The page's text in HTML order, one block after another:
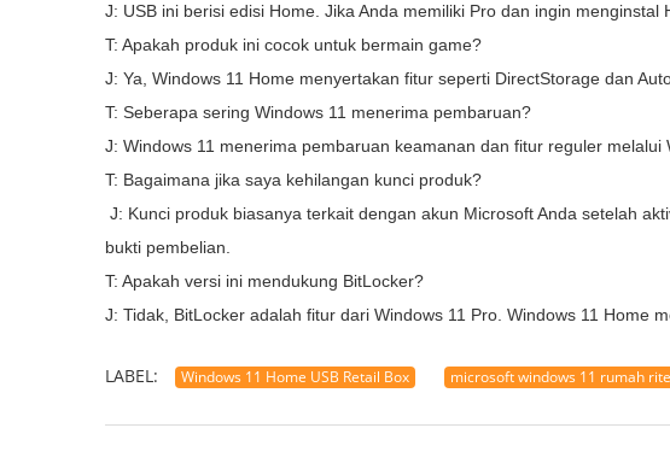
J: USB ini berisi edisi Home. Jika Anda memiliki Pro dan ingin
T: Apakah produk ini cocok untuk bermain game?
J: Ya, Windows 11 Home menyertakan fitur seperti DirectStorage dan
T: Seberapa sering Windows 11 menerima pembaruan?
J: Windows 11 menerima pembaruan keamanan dan fitur reguler
T: Bagaimana jika saya kehilangan kunci produk?
J: Kunci produk biasanya terkait dengan akun Microsoft Anda setelah
bukti pembelian.
T: Apakah versi ini mendukung BitLocker?
J: Tidak, BitLocker adalah fitur dari Windows 11 Pro. Windows 11 Home
LABEL: Windows 11 Home USB Retail Box microsoft windows 11 rumah